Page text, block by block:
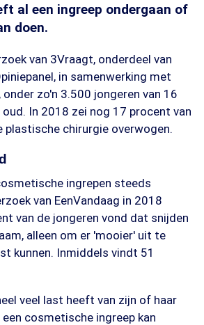
al een ingreep ondergaan of
doen.
van 3Vraagt, onderdeel van
in samenwerking met
onder zo'n 3.500 jongeren van 16
In 2018 zei nog 17 procent van
plastische chirurgie overwogen.
ingrepen steeds
van EenVandaag in 2018
van de jongeren vond dat snijden
alleen om er 'mooier' uit te
kunnen. Inmiddels vindt 51
veel last heeft van zijn of haar
cosmetische ingreep kan